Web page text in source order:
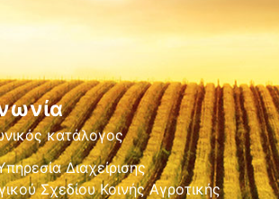
κατάλογος
Διαχείρισης
Σχεδίου Κοινής Αγροτικής